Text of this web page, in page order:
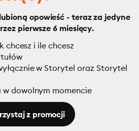
opowieść - teraz za jedyne
pierwsze 6 miesięcy.
chcesz i ile chcesz
w Storytel oraz Storytel
dowolnym momencie
z promocji